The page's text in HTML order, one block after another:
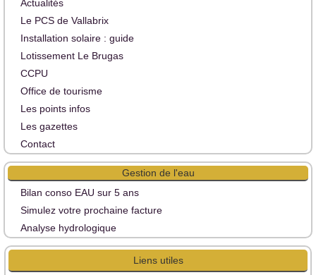
Actualités
Le PCS de Vallabrix
Installation solaire : guide
Lotissement Le Brugas
CCPU
Office de tourisme
Les points infos
Les gazettes
Contact
Gestion de l'eau
Bilan conso EAU sur 5 ans
Simulez votre prochaine facture
Analyse hydrologique
Liens utiles